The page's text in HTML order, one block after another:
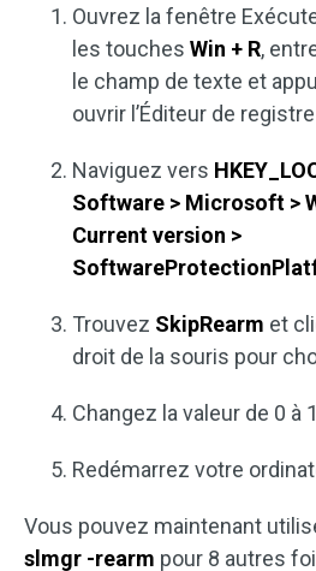
Ouvrez la fenêtre
les touches Win + R,
le champ de texte et
ouvrir l’Éditeur de registre
Naviguez vers
Software > Microsoft >
Current version >
Trouvez SkipRearm et
droit de la souris pour
Changez la valeur de 0 à
Redémarrez votre
Vous pouvez maintenant
slmgr -rearm pour 8 autres